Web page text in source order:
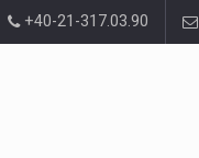
+40-21-317.03.90